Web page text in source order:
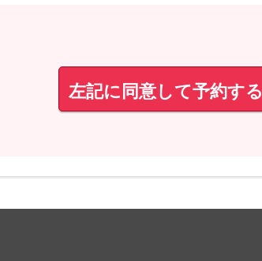
左記に同意して予約する